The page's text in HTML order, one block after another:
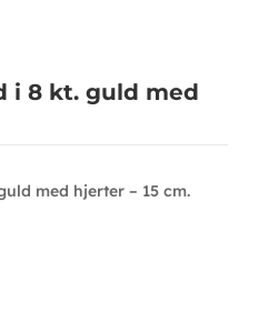
i 8 kt. guld med
med hjerter – 15 cm.